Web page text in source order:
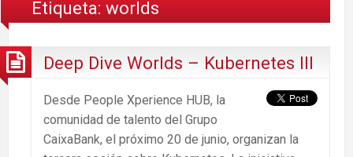
Etiqueta:worlds
Deep Dive Worlds – Kubernetes III
Desde People Xperience HUB, la
comunidad de talento del Grupo
CaixaBank, el próximo 20 de junio, organizan la